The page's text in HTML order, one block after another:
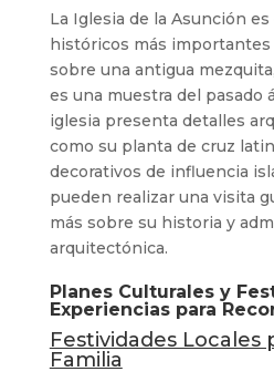
La Iglesia de la Asunción
históricos más importantes
sobre una antigua
es una muestra del pasado
iglesia presenta detalles
como su planta de cruz
decorativos de influencia
pueden realizar una visita
más sobre su historia y
arquitectónica.
Planes Culturales y
Experiencias para
Festividades Locales
Familia